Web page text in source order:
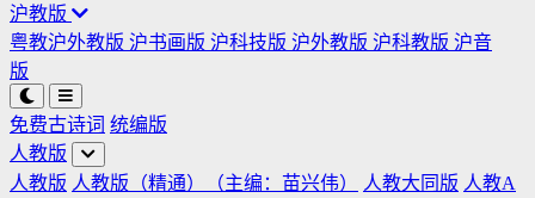
沪教版
粤教沪外教版 沪书画版 沪科技版 沪外教版 沪科教版 沪音
版
免费古诗词 统编版
人教版
人教版 人教版（精通）（主编：苗兴伟） 人教大同版 人教A